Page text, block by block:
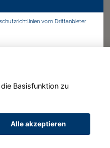
vom Drittanbieter
Basisfunktion zu
Alle akzeptieren